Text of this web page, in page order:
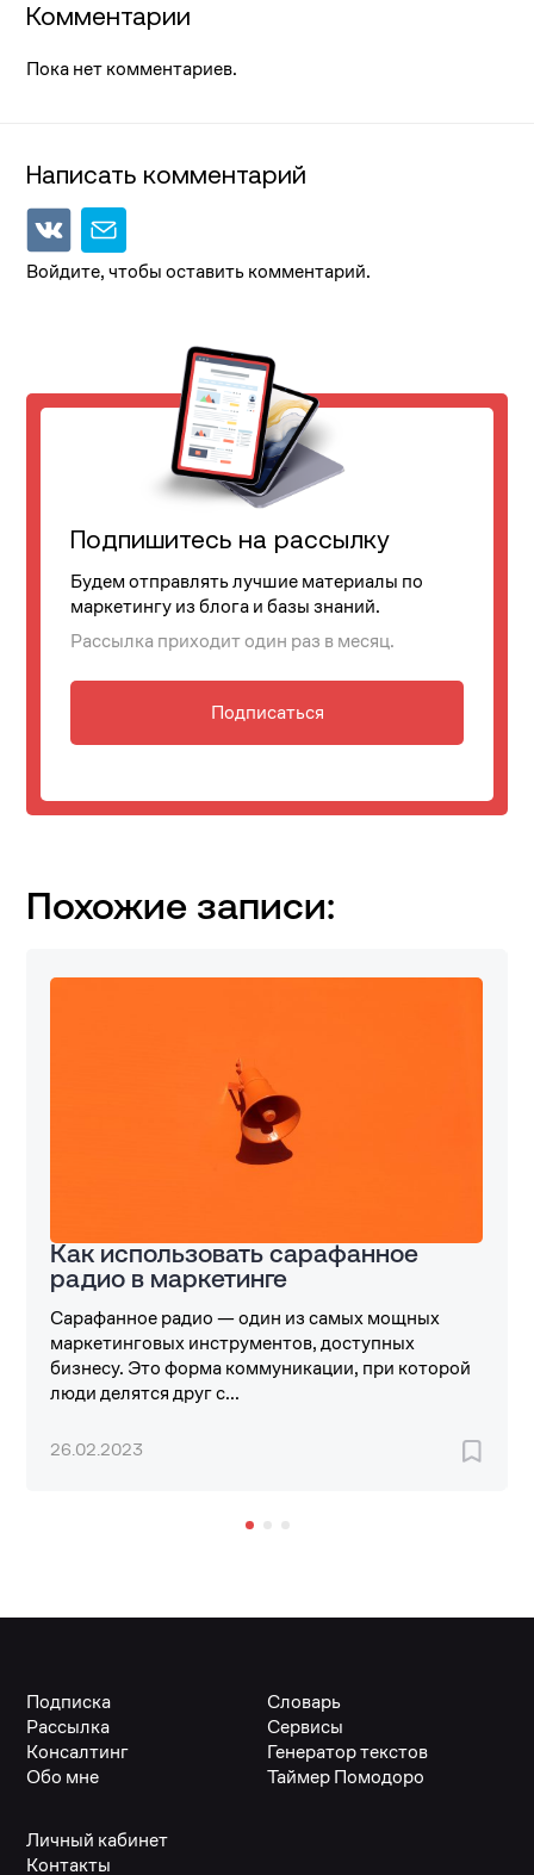
Комментарии
Пока нет комментариев.
Написать комментарий
Войдите, чтобы оставить комментарий.
Подпишитесь на рассылку
Будем отправлять лучшие материалы по
маркетингу из блога и базы знаний.
Рассылка приходит один раз в месяц.
Подписаться
Похожие записи:
Как использовать сарафанное
радио в маркетинге
Сарафанное радио — один из самых мощных
маркетинговых инструментов, доступных
бизнесу. Это форма коммуникации, при которой
люди делятся друг с...
26.02.2023
Подписка
Рассылка
Консалтинг
Обо мне
Словарь
Сервисы
Генератор текстов
Таймер Помодоро
Личный кабинет
Контакты